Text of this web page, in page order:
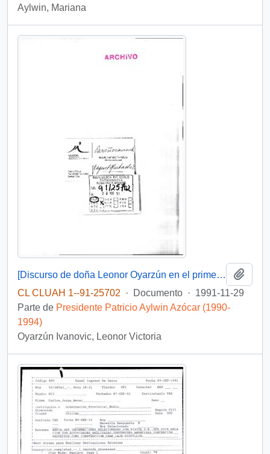
Aylwin, Mariana
[Discurso de doña Leonor Oyarzún en el primer aniversario de PRODEMU]
CL CLUAH 1--91-25702
· Documento · 1991-11-29
Parte de Presidente Patricio Aylwin Azócar (1990-
1994)
Oyarzún Ivanovic, Leonor Victoria